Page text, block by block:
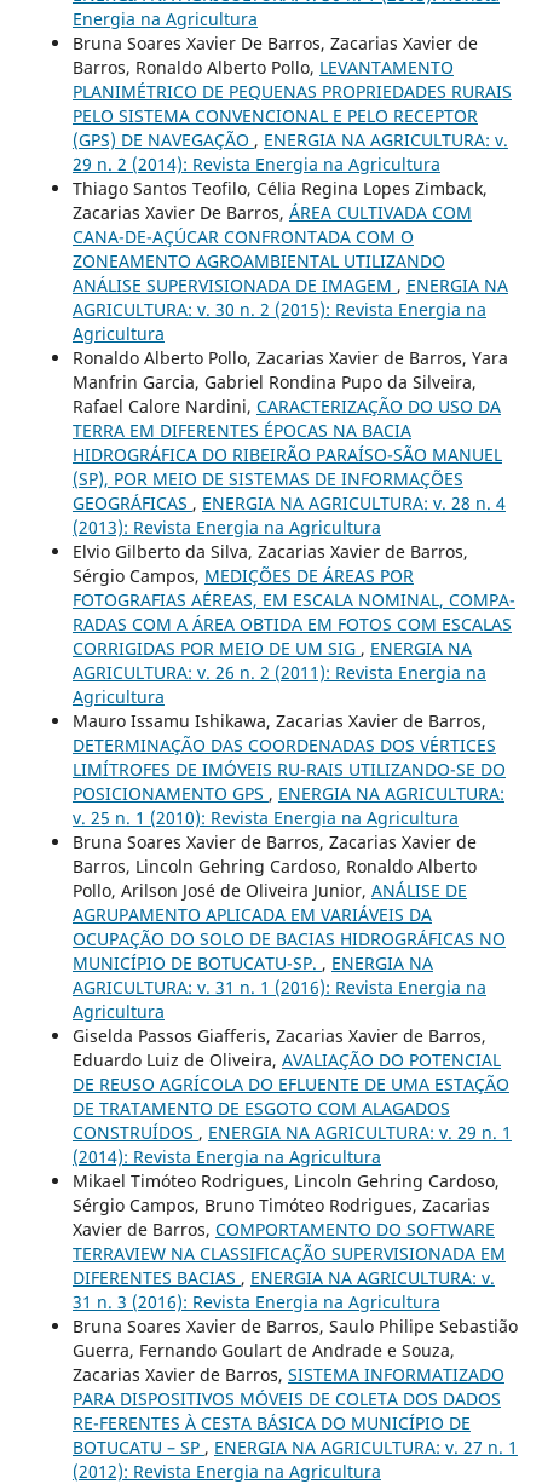
Energia na Agricultura
Bruna Soares Xavier De Barros, Zacarias Xavier de
Barros, Ronaldo Alberto Pollo, LEVANTAMENTO
PLANIMÉTRICO DE PEQUENAS PROPRIEDADES RURAIS
PELO SISTEMA CONVENCIONAL E PELO RECEPTOR
(GPS) DE NAVEGAÇÃO , ENERGIA NA AGRICULTURA: v.
29 n. 2 (2014): Revista Energia na Agricultura
Thiago Santos Teofilo, Célia Regina Lopes Zimback,
Zacarias Xavier De Barros, ÁREA CULTIVADA COM
CANA-DE-AÇÚCAR CONFRONTADA COM O
ZONEAMENTO AGROAMBIENTAL UTILIZANDO
ANÁLISE SUPERVISIONADA DE IMAGEM , ENERGIA NA
AGRICULTURA: v. 30 n. 2 (2015): Revista Energia na
Agricultura
Ronaldo Alberto Pollo, Zacarias Xavier de Barros, Yara
Manfrin Garcia, Gabriel Rondina Pupo da Silveira,
Rafael Calore Nardini, CARACTERIZAÇÃO DO USO DA
TERRA EM DIFERENTES ÉPOCAS NA BACIA
HIDROGRÁFICA DO RIBEIRÃO PARAÍSO-SÃO MANUEL
(SP), POR MEIO DE SISTEMAS DE INFORMAÇÕES
GEOGRÁFICAS , ENERGIA NA AGRICULTURA: v. 28 n. 4
(2013): Revista Energia na Agricultura
Elvio Gilberto da Silva, Zacarias Xavier de Barros,
Sérgio Campos, MEDIÇÕES DE ÁREAS POR
FOTOGRAFIAS AÉREAS, EM ESCALA NOMINAL, COMPA-
RADAS COM A ÁREA OBTIDA EM FOTOS COM ESCALAS
CORRIGIDAS POR MEIO DE UM SIG , ENERGIA NA
AGRICULTURA: v. 26 n. 2 (2011): Revista Energia na
Agricultura
Mauro Issamu Ishikawa, Zacarias Xavier de Barros,
DETERMINAÇÃO DAS COORDENADAS DOS VÉRTICES
LIMÍTROFES DE IMÓVEIS RU-RAIS UTILIZANDO-SE DO
POSICIONAMENTO GPS , ENERGIA NA AGRICULTURA:
v. 25 n. 1 (2010): Revista Energia na Agricultura
Bruna Soares Xavier de Barros, Zacarias Xavier de
Barros, Lincoln Gehring Cardoso, Ronaldo Alberto
Pollo, Arilson José de Oliveira Junior, ANÁLISE DE
AGRUPAMENTO APLICADA EM VARIÁVEIS DA
OCUPAÇÃO DO SOLO DE BACIAS HIDROGRÁFICAS NO
MUNICÍPIO DE BOTUCATU-SP. , ENERGIA NA
AGRICULTURA: v. 31 n. 1 (2016): Revista Energia na
Agricultura
Giselda Passos Giafferis, Zacarias Xavier de Barros,
Eduardo Luiz de Oliveira, AVALIAÇÃO DO POTENCIAL
DE REUSO AGRÍCOLA DO EFLUENTE DE UMA ESTAÇÃO
DE TRATAMENTO DE ESGOTO COM ALAGADOS
CONSTRUÍDOS , ENERGIA NA AGRICULTURA: v. 29 n. 1
(2014): Revista Energia na Agricultura
Mikael Timóteo Rodrigues, Lincoln Gehring Cardoso,
Sérgio Campos, Bruno Timóteo Rodrigues, Zacarias
Xavier de Barros, COMPORTAMENTO DO SOFTWARE
TERRAVIEW NA CLASSIFICAÇÃO SUPERVISIONADA EM
DIFERENTES BACIAS , ENERGIA NA AGRICULTURA: v.
31 n. 3 (2016): Revista Energia na Agricultura
Bruna Soares Xavier de Barros, Saulo Philipe Sebastião
Guerra, Fernando Goulart de Andrade e Souza,
Zacarias Xavier de Barros, SISTEMA INFORMATIZADO
PARA DISPOSITIVOS MÓVEIS DE COLETA DOS DADOS
RE-FERENTES À CESTA BÁSICA DO MUNICÍPIO DE
BOTUCATU – SP , ENERGIA NA AGRICULTURA: v. 27 n. 1
(2012): Revista Energia na Agricultura